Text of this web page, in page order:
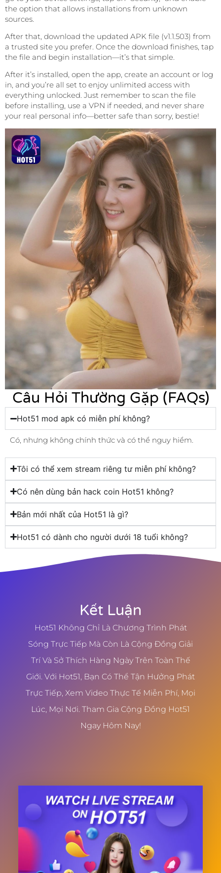
the option that allows installations from unknown
sources.
After that, download the updated APK file (v1.1.503) from
a trusted site you prefer. Once the download finishes, tap
the file and begin installation—it’s that simple.
After it’s installed, open the app, create an account or log
in, and you’re all set to enjoy unlimited access with
everything unlocked. Just remember to scan the file
before installing, use a VPN if needed, and never share
your real personal info—better safe than sorry, bestie!
Câu Hỏi Thường Gặp (FAQs)
Hot51 mod apk có miễn phí không?
Có, nhưng không chính thức và có thể nguy hiểm.
Tôi có thể xem stream riêng tư miễn phí không?
Có nên dùng bản hack coin Hot51 không?
Bản mới nhất của Hot51 là gì?
Hot51 có dành cho người dưới 18 tuổi không?
Kết Luận
Hot51 Không Chỉ Là Chương Trình Phát
Sóng Trực Tiếp Mà Còn Là Cộng Đồng Giải
Trí Và Sở Thích Hàng Ngày Trên Toàn Thế
Giới. Với Hot51, Bạn Có Thể Tận Hưởng Phát
Trực Tiếp, Xem Video Thực Tế Miễn Phí, Mọi
Lúc, Mọi Nơi. Tham Gia Cộng Đồng Hot51
Ngay Hôm Nay!